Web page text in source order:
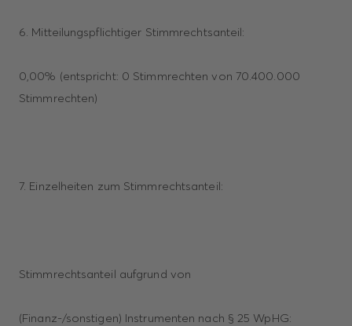
6. Mitteilungspflichtiger Stimmrechtsanteil:
0,00% (entspricht: 0 Stimmrechten von 70.400.000
Stimmrechten)
7. Einzelheiten zum Stimmrechtsanteil:
Stimmrechtsanteil aufgrund von
(Finanz-/sonstigen) Instrumenten nach § 25 WpHG: